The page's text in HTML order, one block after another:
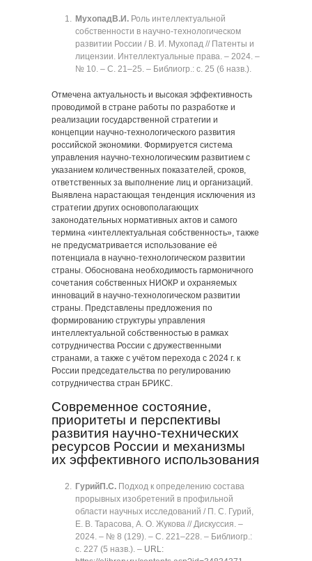
МухопадВ.И. Роль интеллектуальной
собственности в научно-технологическом
развитии России / В. И. Мухопад // Патенты и
лицензии. Интеллектуальные права. ‒ 2024. ‒
№ 10. ‒ C. 21‒25. ‒ Библиогр.: с. 25 (6 назв.).
Отмечена актуальность и высокая эффективность
проводимой в стране работы по разработке и
реализации государственной стратегии и
концепции научно-технологического развития
российской экономики. Формируется система
управления научно-технологическим развитием с
указанием количественных показателей, сроков,
ответственных за выполнение лиц и организаций.
Выявлена нарастающая тенденция исключения из
стратегии других основополагающих
законодательных нормативных актов и самого
термина «интеллектуальная собственность», также
не предусматривается использование её
потенциала в научно-технологическом развитии
страны. Обоснована необходимость гармоничного
сочетания собственных НИОКР и охраняемых
инноваций в научно-технологическом развитии
страны. Представлены предложения по
формированию структуры управления
интеллектуальной собственностью в рамках
сотрудничества России с дружественными
странами, а также с учётом перехода с 2024 г. к
России председательства по регулированию
сотрудничества стран БРИКС.
Современное состояние,
приоритеты и перспективы
развития научно-технических
ресурсов России и механизмы
их эффективного использования
ГурийП.С. Подход к определению состава
прорывных изобретений в профильной
области научных исследований / П. С. Гурий,
Е. В. Тарасова, А. О. Жукова // Дискуссия. ‒
2024. ‒ № 8 (129). ‒ C. 221‒228. ‒ Библиогр.:
с. 227 (5 назв.). ‒ URL: